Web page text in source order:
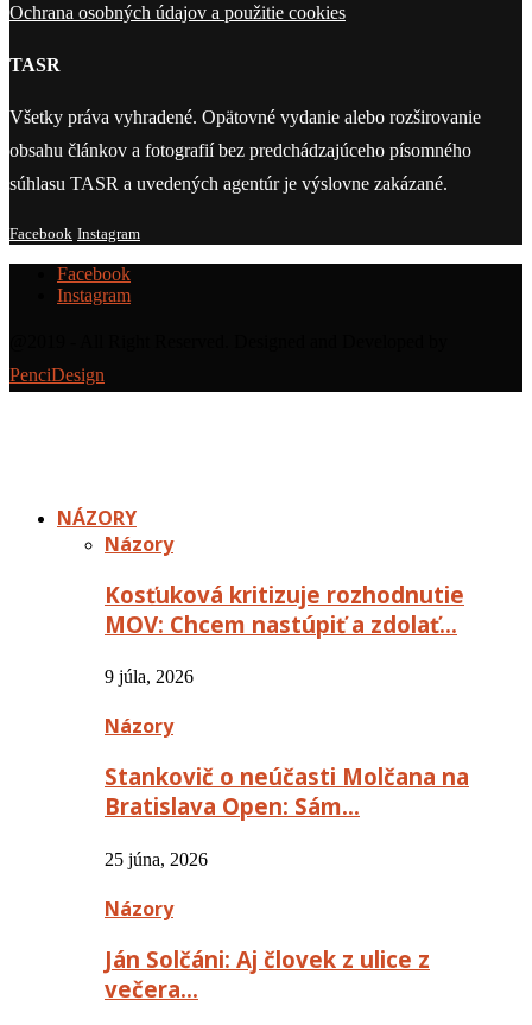
Ochrana osobných údajov a použitie cookies
TASR
Všetky práva vyhradené. Opätovné vydanie alebo rozširovanie
obsahu článkov a fotografií bez predchádzajúceho písomného
súhlasu TASR a uvedených agentúr je výslovne zakázané.
Facebook Instagram
Facebook
Instagram
PenciDesign
NÁZORY
Názory
Kosťuková kritizuje rozhodnutie
MOV: Chcem nastúpiť a zdolať…
9 júla, 2026
Názory
Stankovič o neúčasti Molčana na
Bratislava Open: Sám…
25 júna, 2026
Názory
Ján Solčáni: Aj človek z ulice z
večera…